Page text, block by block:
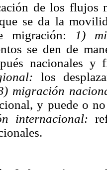
de los flujos
se da la
migración:
1)
se den de
nacionales y
los
migración
y puede o
internacional: